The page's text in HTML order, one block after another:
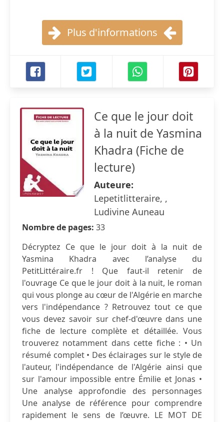
Plus d'informations
Ce que le jour doit
à la nuit de Yasmina
Khadra (Fiche de
lecture)
Auteure:
Lepetitlitteraire, ,
Ludivine Auneau
Nombre de pages: 33
Décryptez Ce que le jour doit à la nuit de
Yasmina Khadra avec l’analyse du
PetitLittéraire.fr ! Que faut-il retenir de
l'ouvrage Ce que le jour doit à la nuit, le roman
qui vous plonge au cœur de l'Algérie en marche
vers l'indépendance ? Retrouvez tout ce que
vous devez savoir sur chef-d'œuvre dans une
fiche de lecture complète et détaillée. Vous
trouverez notamment dans cette fiche : • Un
résumé complet • Des éclairages sur le style de
l'auteur, l'indépendance de l'Algérie ainsi que
sur l'amour impossible entre Émilie et Jonas •
Une analyse approfondie des personnages
Une analyse de référence pour comprendre
rapidement le sens de l’œuvre. LE MOT DE